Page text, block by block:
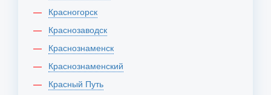
Красногорск
Краснозаводск
Краснознаменск
Краснознаменский
Красный Путь